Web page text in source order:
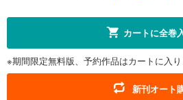
あらすじを表示する
週プレ 2026年5月18日号
カートに全巻
※期間限定無料版、予約作品はカートに入
新刊オート